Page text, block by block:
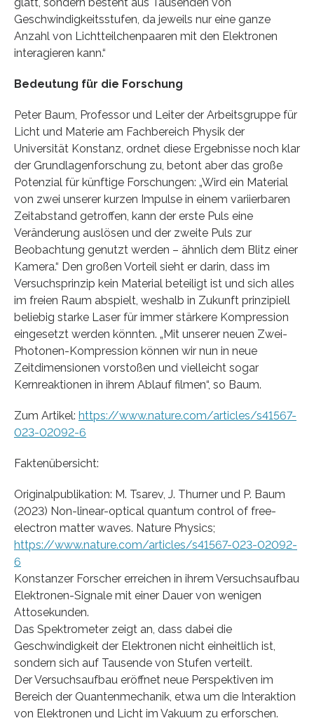
Geschwindigkeitsstufen, da jeweils nur eine ganze
Anzahl von Lichtteilchenpaaren mit den Elektronen
interagieren kann.“
Bedeutung für die Forschung
Peter Baum, Professor und Leiter der Arbeitsgruppe für
Licht und Materie am Fachbereich Physik der
Universität Konstanz, ordnet diese Ergebnisse noch klar
der Grundlagenforschung zu, betont aber das große
Potenzial für künftige Forschungen: „Wird ein Material
von zwei unserer kurzen Impulse in einem variierbaren
Zeitabstand getroffen, kann der erste Puls eine
Veränderung auslösen und der zweite Puls zur
Beobachtung genutzt werden – ähnlich dem Blitz einer
Kamera.“ Den großen Vorteil sieht er darin, dass im
Versuchsprinzip kein Material beteiligt ist und sich alles
im freien Raum abspielt, weshalb in Zukunft prinzipiell
beliebig starke Laser für immer stärkere Kompression
eingesetzt werden könnten. „Mit unserer neuen Zwei-
Photonen-Kompression können wir nun in neue
Zeitdimensionen vorstoßen und vielleicht sogar
Kernreaktionen in ihrem Ablauf filmen“, so Baum.
Zum Artikel: https://www.nature.com/articles/s41567-
023-02092-6
Faktenübersicht:
Originalpublikation: M. Tsarev, J. Thurner und P. Baum
(2023) Non-linear-optical quantum control of free-
electron matter waves. Nature Physics;
https://www.nature.com/articles/s41567-023-02092-
6
Konstanzer Forscher erreichen in ihrem Versuchsaufbau
Elektronen-Signale mit einer Dauer von wenigen
Attosekunden.
Das Spektrometer zeigt an, dass dabei die
Geschwindigkeit der Elektronen nicht einheitlich ist,
sondern sich auf Tausende von Stufen verteilt.
Der Versuchsaufbau eröffnet neue Perspektiven im
Bereich der Quantenmechanik, etwa um die Interaktion
von Elektronen und Licht im Vakuum zu erforschen.